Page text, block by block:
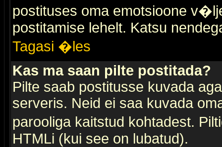
postituses oma emotsioone
postitamise lehelt. Katsu
Tagasi �les
Kas ma saan pilte postitada?
Pilte saab postitusse kuvada
serveris. Neid ei saa kuvada
parooliga kaitstud kohtadest.
HTMLi (kui see on lubatud).